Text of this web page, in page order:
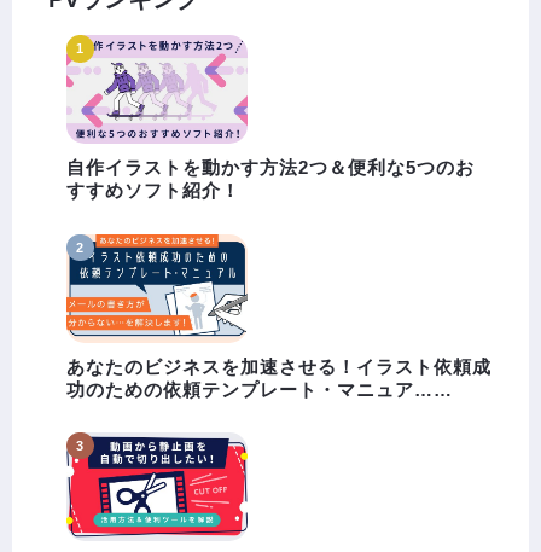
自作イラストを動かす方法2つ＆便利な5つのお
すすめソフト紹介！
あなたのビジネスを加速させる！イラスト依頼成
功のための依頼テンプレート・マニュア……